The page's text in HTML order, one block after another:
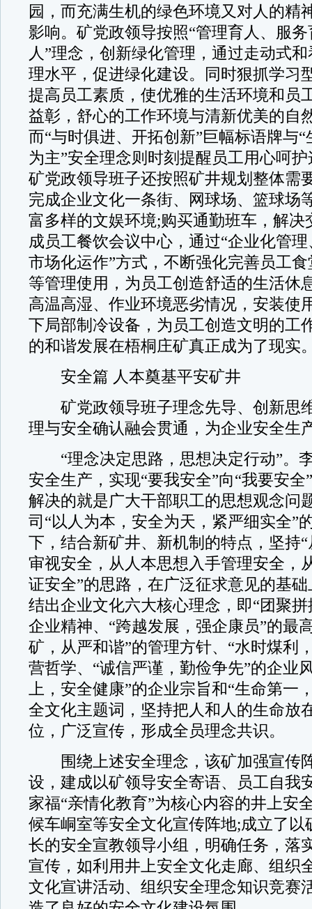
园，而充满生机的绿色环境又对人的精
影响。矿党政领导按照“管理育人、服
人”理念，创新绿化管理，通过走动式
理水平，促进绿化建设。同时狠抓学习
提高员工素质，使优雅的生活环境和员
益彰，舒心的工作环境与清新优美的自
而“与时俱进、开拓创新”巨幅标语牌与
为主”安全理念则时刻提醒员工用心呵
矿党政领导班子还按照矿井规划整体需
完成企业文化一条街、网球场、篮球场
富多样的文娱环境;购买通勤班车，解决
成员工餐饮会议中心，通过“企业化管
市场化运作”方式，不断强化完善员工
等管理使用，为员工创造舒适的生活休
高温高湿、作业环境恶劣情况，安装使
下局部制冷设备，为员工创造文明的工
的和谐发展在梧桐庄矿真正成为了现实
安全篇 人本奠基平安矿井
矿党政领导班子理念先导、创新思
理与安全确认融会贯通，为企业安全生
“理念决定思路，思想决定行动”。
安全生产，实现“要我安全”向“我要安全
解决的就是广大干部职工的思想观念问
司“以人为本，安全为天，紧严细实全”
下，结合新矿井、新机制的特点，坚持
审视安全，从人本思想入手管理安全，
证安全”的思路，在广泛征求意见的基
结出企业文化六大核心理念，即“团聚
企业精神、“跨越发展，强企康员”的最
矿，从严和谐”的管理方针、“水时煤利
营哲学、“诚信严谨，勤俭争先”的企业
上，安全健康”的企业宗旨和“生命第一
全文化主题词，坚持把人和人的生命放
位，广泛宣传，形成全员理念共识。
围绕上述安全理念，该矿加强宣传
设，建成以矿领导安全寄语、员工自我
家福“亲情化教育”为核心内容的井上安
候车峒室等安全文化宣传阵地;成立了以
长的安全宣教领导小组，明确任务，落
宣传，如利用井上安全文化走廊、组织
文化宣讲活动、组织安全理念知识竞赛